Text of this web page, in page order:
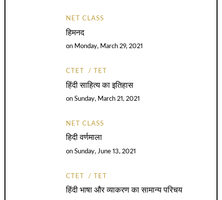
NET CLASS
हिमनद
on Monday, March 29, 2021
CTET TET
हिंदी साहित्य का इतिहास
onSunday, March 21, 2021
NET CLASS
हिदी वर्णमाला
onSunday, June 13, 2021
CTET TET
हिंदी भाषा और व्याकरण का सामान्य परिचय